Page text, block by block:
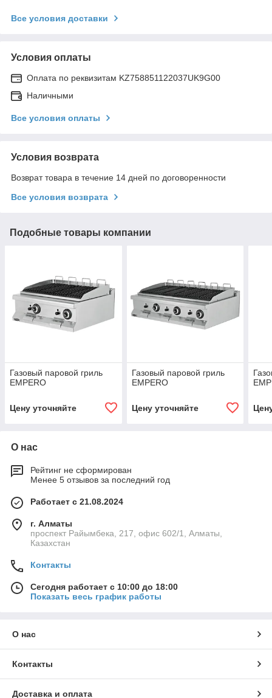
Все условия доставки
Условия оплаты
Оплата по реквизитам KZ758851122037UK9G00
Наличными
Все условия оплаты
Условия возврата
Возврат товара в течение 14 дней по договоренности
Все условия возврата
Подобные товары компании
Газовый паровой гриль
EMPERO
Цену уточняйте
Газовый паровой гриль
EMPERO
Цену уточняйте
О нас
Рейтинг не сформирован
Менее 5 отзывов за последний год
Работает с 21.08.2024
г. Алматы
проспект Райымбека, 217, офис 602/1, Алматы,
Казахстан
Контакты
Сегодня работает с 10:00 до 18:00
Показать весь график работы
О нас
Контакты
Доставка и оплата